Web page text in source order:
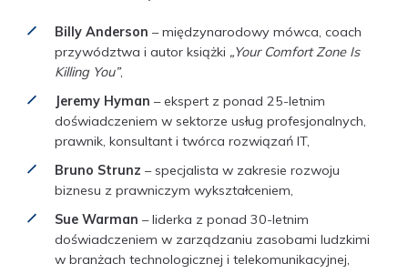
Billy Anderson – międzynarodowy mówca, coach
przywództwa i autor książki „Your Comfort Zone Is
Killing You”,
Jeremy Hyman – ekspert z ponad 25-letnim
doświadczeniem w sektorze usług profesjonalnych,
prawnik, konsultant i twórca rozwiązań IT,
Bruno Strunz – specjalista w zakresie rozwoju
biznesu z prawniczym wykształceniem,
Sue Warman – liderka z ponad 30-letnim
doświadczeniem w zarządzaniu zasobami ludzkimi
w branżach technologicznej i telekomunikacyjnej,